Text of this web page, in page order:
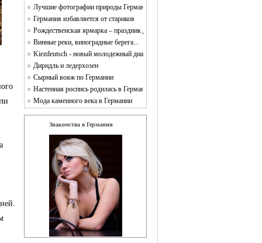
Лучшие фотографии природы Германии
Германия избавляется от стариков
Рождественская ярмарка – праздник для души и тела
Винные реки, виноградные берега...
Kiezdeutsch - новый молодежный диалект
Дирндль и ледерхозен
Сырный вояж по Германии
Настенная роспись родилась в Германии
Мода каменного века в Германии
Знакомства в Германии
Kupidon.de